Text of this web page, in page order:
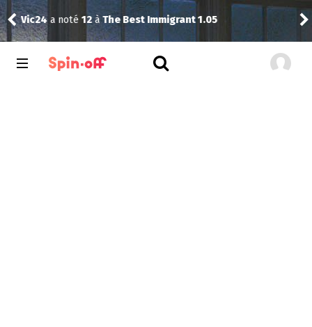
Vic24 a noté 12àThe Best Immigrant 1.05 Sim